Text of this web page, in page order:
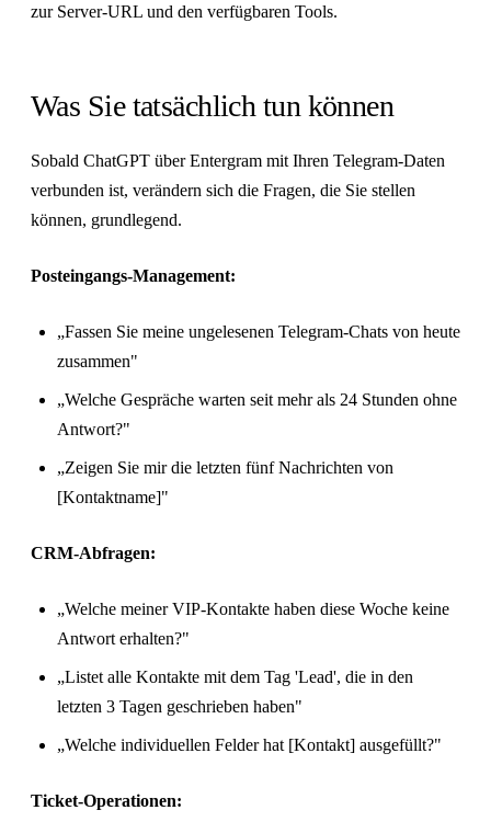
zur Server-URL und den verfügbaren Tools.
Was Sie tatsächlich tun können
Sobald ChatGPT über Entergram mit Ihren Telegram-Daten
verbunden ist, verändern sich die Fragen, die Sie stellen
können, grundlegend.
Posteingangs-Management:
„Fassen Sie meine ungelesenen Telegram-Chats von heute
zusammen"
„Welche Gespräche warten seit mehr als 24 Stunden ohne
Antwort?"
„Zeigen Sie mir die letzten fünf Nachrichten von
[Kontaktname]"
CRM-Abfragen:
„Welche meiner VIP-Kontakte haben diese Woche keine
Antwort erhalten?"
„Listet alle Kontakte mit dem Tag 'Lead', die in den
letzten 3 Tagen geschrieben haben"
„Welche individuellen Felder hat [Kontakt] ausgefüllt?"
Ticket-Operationen: